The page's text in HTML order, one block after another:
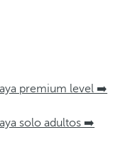
premium level ➡️
solo adultos ➡️